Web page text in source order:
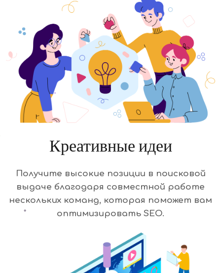
Креативные идеи
Получите высокие позиции в поисковой
выдаче благодаря совместной работе
нескольких команд, которая поможет вам
оптимизировать SEO.